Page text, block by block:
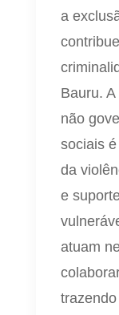
a
Bauru.
não
sociais
da
e
atuam